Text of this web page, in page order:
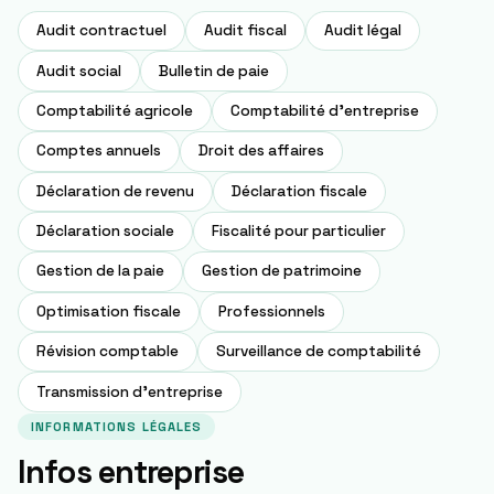
Audit contractuel Audit fiscal Audit légal
Audit social Bulletin de paie
Comptabilité agricole Comptabilité d'entreprise
Comptes annuels Droit des affaires
Déclaration de revenu Déclaration fiscale
Déclaration sociale Fiscalité pour particulier
Gestion de la paie Gestion de patrimoine
Optimisation fiscale Professionnels
Révision comptable Surveillance de comptabilité
Transmission d'entreprise
INFORMATIONS LÉGALES
Infos entreprise